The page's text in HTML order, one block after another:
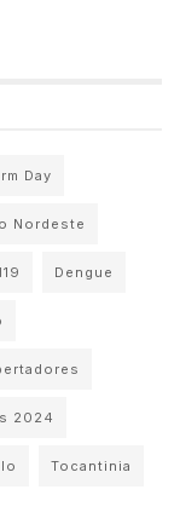
Day
Nordeste
Dengue
2024
Tocantinia